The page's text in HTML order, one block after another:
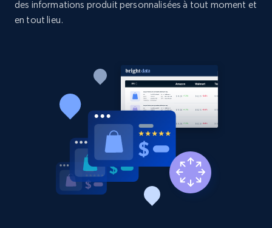
Reviews count shop, Reviews count item, Initial
price, and more.
Amazon products search
Asin, URL, Name, Sponsored, Initial price, Final
price, Currency, Sold, and more.
1.6K+ 181+ Commencer
des informations produit personnalisées à tout moment et
en tout lieu.